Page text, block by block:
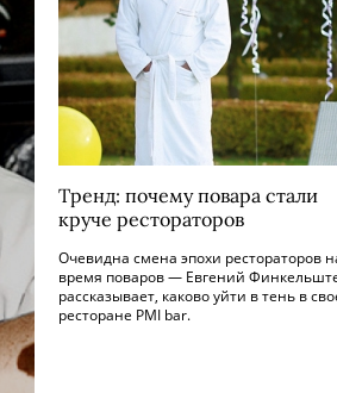
Тренд: почему повара стали
круче рестораторов
Очевидна смена эпохи рестораторов
время поваров — Евгений
рассказывает, каково уйти в тень в
ресторане PMI bar.